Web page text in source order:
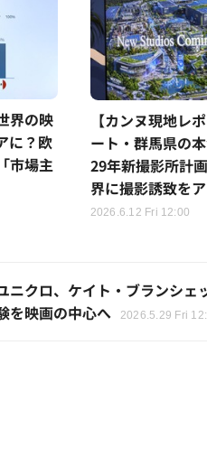
界の映
に？欧
市場主
【カンヌ現地レ
ート・群馬県の
29年新撮影所計
界に撮影誘致を
2026.6.12 Fri 12:00
ニクロ、ケイト・ブランシ
を映画の中心へ
2026.5.29 Fri